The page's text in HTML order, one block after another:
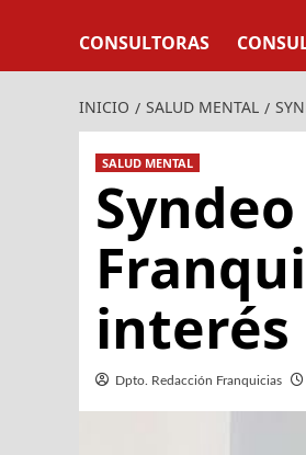
CONSULTORAS
INICIO SALUD MENTAL
SALUD MENTAL
interés
Dpto. Redacción Franquicias